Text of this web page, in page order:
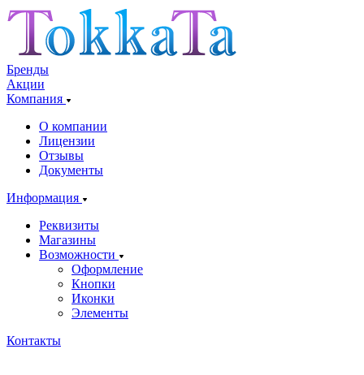
Бренды
Акции
Компания
О компании
Лицензии
Отзывы
Документы
Информация
Реквизиты
Магазины
Возможности
Оформление
Кнопки
Иконки
Элементы
Контакты